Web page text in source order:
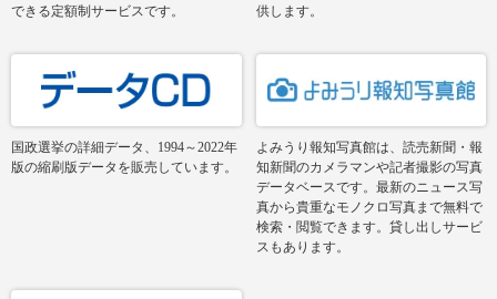
できる定額制サービスです。
供します。
国政選挙の詳細データ、1994～2022年
版の縮刷版データを販売しています。
よみうり報知写真館は、読売新聞・報
知新聞のカメラマンや記者撮影の写真
データベースです。最新のニュース写
真から貴重なモノクロ写真まで無料で
検索・閲覧できます。貸し出しサービ
スもあります。